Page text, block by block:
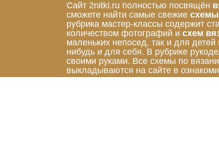
Сайт 2nitki.ru полностью посвящён
сможете найти самые свежие схемы
рубрика мастер-классы содержит
количеством фотографий и схем
маленьких непосед, так и для
нибудь и для себя. В рубрике
своими руками. Все схемы по
выкладываются на сайте в